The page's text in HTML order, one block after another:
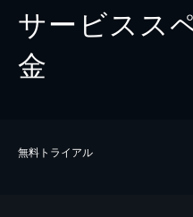
サービスス
金
無料トライアル